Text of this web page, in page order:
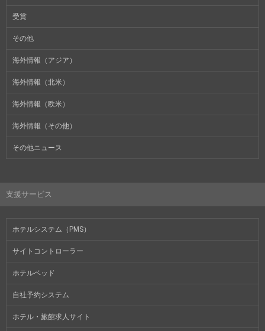
受賞
その他
海外情報（アジア）
海外情報（北米）
海外情報（欧米）
海外情報（その他）
その他ニュース
支援サービス
ホテルシステム（PMS）
サイトコントローラー
ホテルベッド
自社予約システム
ホテル・旅館求人サイト